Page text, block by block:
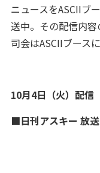
ニュースをASCIIブ
送中。その配信内
司会はASCIIブース
10月4日（火）配信
■日刊アスキー 放